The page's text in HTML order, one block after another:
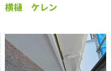
横樋 ケレン